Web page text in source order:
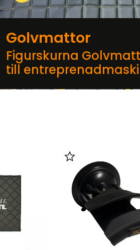
Golvmattor
Figurskurna
till
Lägg till i favoriter